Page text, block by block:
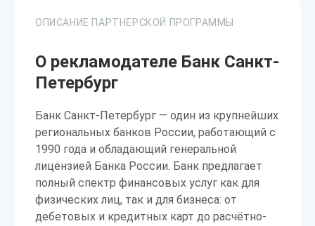
ОПИСАНИЕ ПАРТНЕРСКОЙ ПРОГРАММЫ
О рекламодателе Банк Санкт-
Петербург
Банк Санкт-Петербург — один из крупнейших
региональных банков России, работающий с
1990 года и обладающий генеральной
лицензией Банка России. Банк предлагает
полный спектр финансовых услуг как для
физических лиц, так и для бизнеса: от
дебетовых и кредитных карт до расчётно-